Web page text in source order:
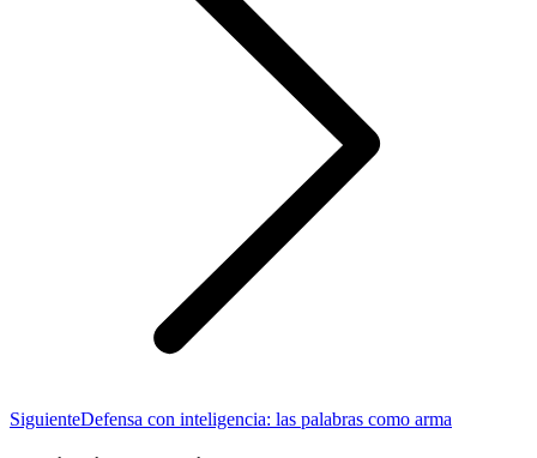
SiguientePublicación
Defensa con inteligencia: las palabras como arma